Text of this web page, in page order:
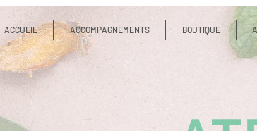
ACCUEIL ACCOMPAGNEMENTS BOUTIQUE